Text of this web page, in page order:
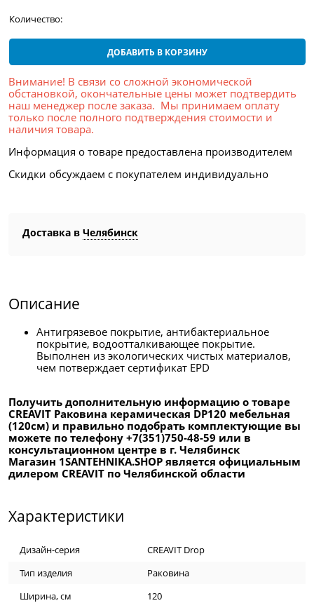
Количество:
ДОБАВИТЬ В КОРЗИНУ
Внимание! В связи со сложной экономической
обстановкой, окончательные цены может подтвердить
наш менеджер после заказа. Мы принимаем оплату
только после полного подтверждения стоимости и
наличия товара.
Информация о товаре предоставлена производителем
Скидки обсуждаем с покупателем индивидуально
Доставка в Челябинск
Описание
Антигрязевое покрытие, антибактериальное
покрытие, водоотталкивающее покрытие.
Выполнен из экологических чистых материалов,
чем потверждает сертификат EPD
Получить дополнительную информацию о товаре
CREAVIT Раковина керамическая DP120 мебельная
(120см) и правильно подобрать комплектующие вы
можете по телефону +7(351)750-48-59 или в
консультационном центре в г. Челябинск
Магазин 1SANTEHNIKA.SHOP является официальным
дилером CREAVIT по Челябинской области
Характеристики
Дизайн-серия
CREAVIT Drop
Тип изделия
Раковина
Ширина, см
120